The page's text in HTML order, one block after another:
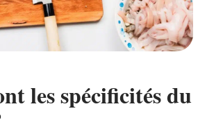
les spécificités du